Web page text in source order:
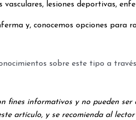
lesiones deportivas,
y, conocemos opciones para
sobre este tipo a
informativos y no pueden ser
artículo, y se recomienda al